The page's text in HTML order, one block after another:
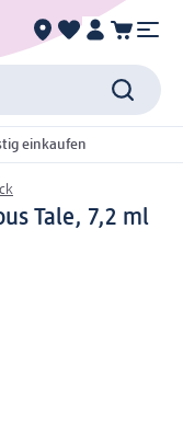
einkaufen
Tale, 7,2 ml